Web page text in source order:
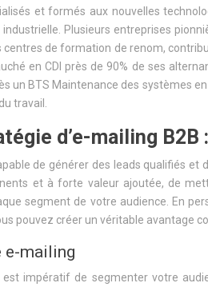
et formés aux nouvelles
Plusieurs entreprises
de formation de renom,
en CDI près de 90% de ses
BTS Maintenance des systèmes
travail.
d’e-mailing
de générer des leads qualifiés
et à forte valeur ajoutée, de
segment de votre audience. En
pouvez créer un véritable
e-mailing
est impératif de segmenter votre